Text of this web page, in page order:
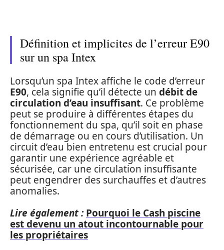
Définition et implicites de l’erreur E90
sur un spa Intex
Lorsqu’un spa Intex affiche le code d’erreur
E90, cela signifie qu’il détecte un débit de
circulation d’eau insuffisant. Ce problème
peut se produire à différentes étapes du
fonctionnement du spa, qu’il soit en phase
de démarrage ou en cours d’utilisation. Un
circuit d’eau bien entretenu est crucial pour
garantir une expérience agréable et
sécurisée, car une circulation insuffisante
peut engendrer des surchauffes et d’autres
anomalies.
Lire également : Pourquoi le Cash piscine
est devenu un atout incontournable pour
les propriétaires